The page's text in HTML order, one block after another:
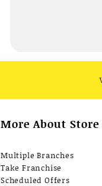
More About Store
Multiple Branches
Take Franchise
Scheduled Offers